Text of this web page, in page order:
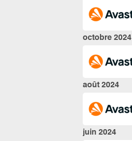
octobre 2024
août 2024
juin 2024